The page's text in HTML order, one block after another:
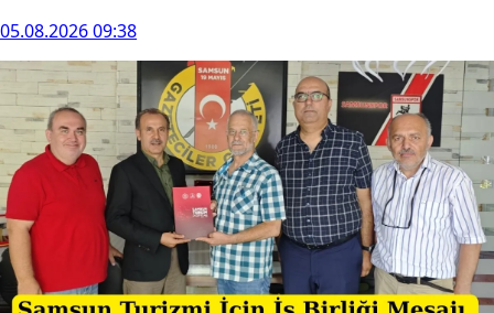
05.08.2026 09:38